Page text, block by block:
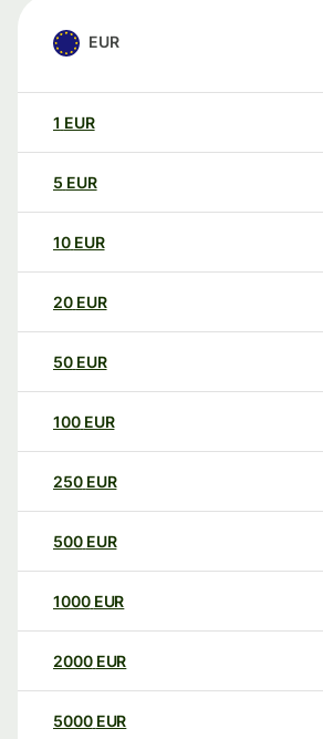
EUR
1 EUR
5 EUR
10 EUR
20 EUR
50 EUR
100 EUR
250 EUR
500 EUR
1000 EUR
2000 EUR
5000 EUR